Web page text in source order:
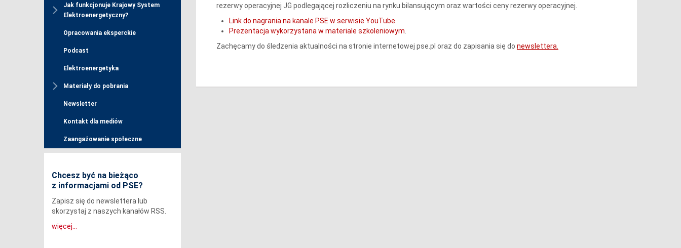
Jak funkcjonuje Krajowy System
Elektroenergetyczny?
Opracowania eksperckie
Podcast
Elektroenergetyka
Materiały do pobrania
Newsletter
Kontakt dla mediów
Zaangażowanie społeczne
Chcesz być na bieżąco
z informacjami od PSE?
Zapisz się do newslettera lub
skorzystaj z naszych kanałów RSS.
więcej...
rezerwy operacyjnej JG podlegającej rozliczeniu na rynku bilansującym oraz wartości ceny rezerwy operacyjnej.
Link do nagrania na kanale PSE w serwisie YouTube
Prezentacja wykorzystana w materiale szkoleniowym
Zachęcamy do śledzenia aktualności na stronie internetowej pse.pl oraz do zapisania się do newslettera.